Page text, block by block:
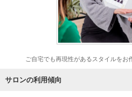
ご自宅でも再現性があるスタイルをお
サロンの利用傾向